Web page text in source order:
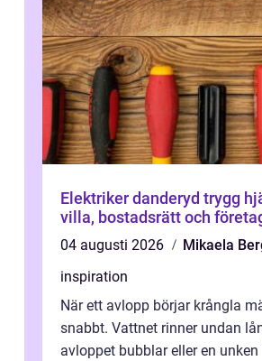
Elektriker danderyd trygg hjälp med el i
villa, bostadsrätt och
04 augusti 2026
Mikaela
inspiration
När ett avlopp börjar krångla
snabbt. Vattnet rinner undan
avloppet bubblar eller en